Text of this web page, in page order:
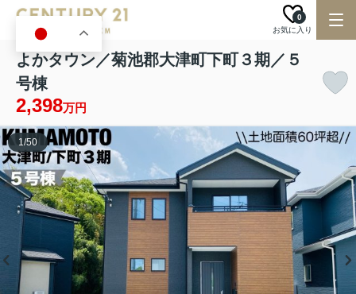
お気に入り
0
よかタウン／菊池郡大津町下町３期／５
号棟
2,398万円
1/50